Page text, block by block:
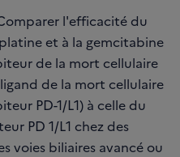
l'efficacité du
et à la gemcitabine
de la mort cellulaire
de la mort cellulaire
PD-1/L1) à celle du
PD 1/L1 chez des
voies biliaires avancé ou